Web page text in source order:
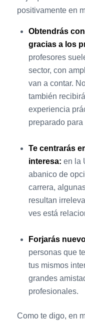
positivamente en
Obtendrás
gracias a los
profesores
sector, con
van a contar.
también
experiencia
preparado
Te centrarás
interesa: en la
abanico de
carrera,
resultan
ves está
Forjarás
personas que
tus mismos
grandes
profesionales.
Como te digo, en